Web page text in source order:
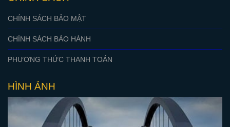
CHÍNH SÁCH BẢO MẬT
CHÍNH SÁCH BẢO HÀNH
PHƯƠNG THỨC THANH TOÁN
HÌNH ẢNH